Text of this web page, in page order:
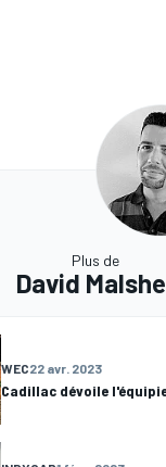
Plus de
David
WEC22 avr. 2023
Cadillac dévoile